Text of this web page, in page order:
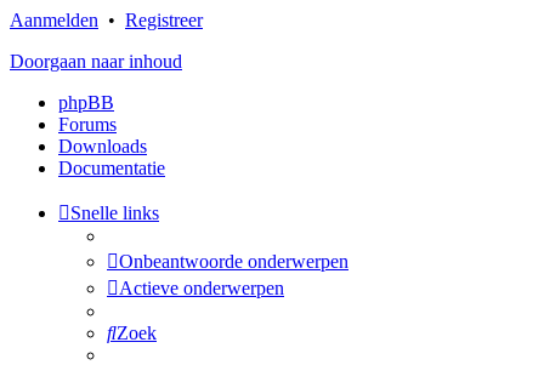
Aanmelden • Registreer
Doorgaan naar inhoud
phpBB
Forums
Downloads
Documentatie
Snelle links
Onbeantwoorde onderwerpen
Actieve onderwerpen
Zoek